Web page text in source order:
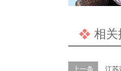
相关
上一条 江苏